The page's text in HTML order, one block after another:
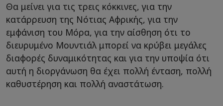
Θα μείνει για τις τρεις κόκκινες, για την
κατάρρευση της Νότιας Αφρικής, για την
εμφάνιση του Μόρα, για την αίσθηση ότι το
διευρυμένο Μουντιάλ μπορεί να κρύβει μεγάλες
διαφορές δυναμικότητας και για την υποψία ότι
αυτή η διοργάνωση θα έχει πολλή ένταση, πολλή
καθυστέρηση και πολλή αναστάτωση.